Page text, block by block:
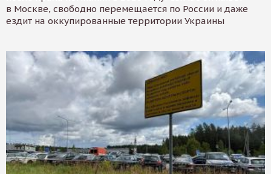
в Москве, свободно перемещается по России и даже
ездит на оккупированные территории Украины